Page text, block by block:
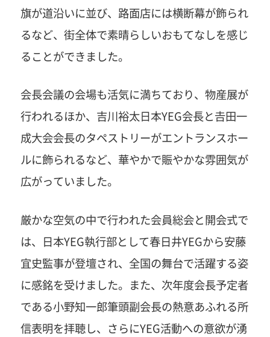
旗が道沿いに並び、路面店には横断幕が飾られ
るなど、街全体で素晴らしいおもてなしを感じ
ることができました。
会長会議の会場も活気に満ちており、物産展が
行われるほか、吉川裕太日本YEG会長と𠮷田一
成大会会長のタペストリーがエントランスホー
ルに飾られるなど、華やかで賑やかな雰囲気が
広がっていました。
厳かな空気の中で行われた会員総会と開会式で
は、日本YEG執行部として春日井YEGから安藤
宜史監事が登壇され、全国の舞台で活躍する姿
に感銘を受けました。また、次年度会長予定者
である小野知一郎筆頭副会長の熱意あふれる所
信表明を拝聴し、さらにYEG活動への意欲が湧